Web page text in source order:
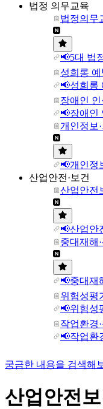
법정 의무교육
법정의무
📢5대 법
성희롱
📢성희롱
장애인 인
📢장애인
개인정보
📢개인정
산업안전·보건
산업안전
📢산업안
중대재해
📢중대재
위험성평
📢위험성
작업환경
📢작업환
궁금한 내용을 검색해
산업안전